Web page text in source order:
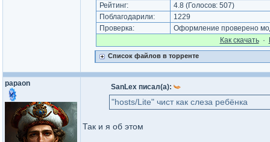
Рейтинг: 4.8 (Голосов: 507)
Поблагодарили:
1229
Проверка:
Оформление проверено
Как cкачать·
Список файлов в торренте
papaon SanLex писал(а):
"hosts/Lite" чист как слеза ребёнка
Так и я об этом